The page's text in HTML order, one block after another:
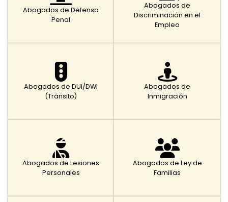
Abogados de Defensa
Penal
Abogados de
Discriminación en el
Empleo
Abogados de DUI/DWI
(Tránsito)
Abogados de
Inmigración
Abogados de Lesiones
Personales
Abogados de Ley de
Familias